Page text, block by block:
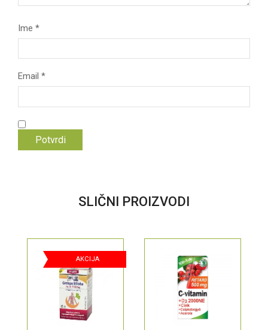
Ime *
Email *
SLIČNI PROIZVODI
AKCIJA